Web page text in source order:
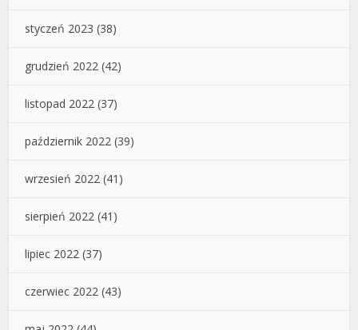
styczeń 2023 (38)
grudzień 2022 (42)
listopad 2022 (37)
październik 2022 (39)
wrzesień 2022 (41)
sierpień 2022 (41)
lipiec 2022 (37)
czerwiec 2022 (43)